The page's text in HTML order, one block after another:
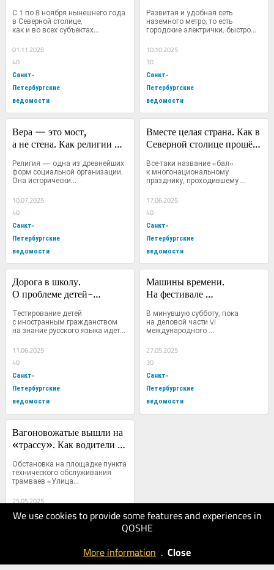
We use cookies to provide some features and experiences in
QOSHE
More information . Close
этнографический
диктант»
С 1 по 8 ноября нынешнего года
в Северной столице,
как и во всех субъектах...
01.11.2025
40
Санкт-
Петербургские
ведомости
Петербурга
Развитая и удобная сеть
наземного метро, то есть
городские электрички, быстро...
10.10.2025
30
Санкт-
Петербургские
ведомости
Вера — это мост,
а не стена. Как религии
разных культур
Религия — одна из древнейших
форм социальной организации.
Она исторически...
10.07.2025
40
Санкт-
Петербургские
ведомости
Вместе целая страна. Как в
Северной столице прошёл
Все‑таки название «бал»
к многонациональному
празднику, проходившему
в День...
17.06.2025
40
Санкт-
Петербургские
ведомости
Дорога в школу.
О проблеме детей-
для их адаптации
Тестирование детей
с иностранным гражданством
на знание русского языка идет...
11.06.2025
40
Санкт-
Петербургские
ведомости
Машины времени.
На фестивале
профессионалы обсудили
перспективы отрасли
В минувшую субботу, пока
на деловой части VI
международного
транспортного...
27.05.2025
30
Санкт-
Петербургские
ведомости
Вагоновожатые вышли на
«трассу». Как водители
в ПТО «Шаврова»
Обстановка на площадке пункта
технического обслуживания
трамваев «Улица...
25.05.2025
40